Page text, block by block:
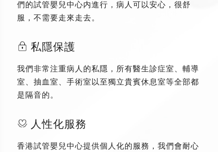
們的試管嬰兒中心内進行，病人可以安心，很舒
服，不需要走來走去。
私隱保護
我們非常注重病人的私隱，所有醫生診症室、輔導
室、抽血室、手術室以至獨立貴賓休息室等全部都
是隔音的。
人性化服務
香港試管嬰兒中心提供個人化的服務，我們會耐心